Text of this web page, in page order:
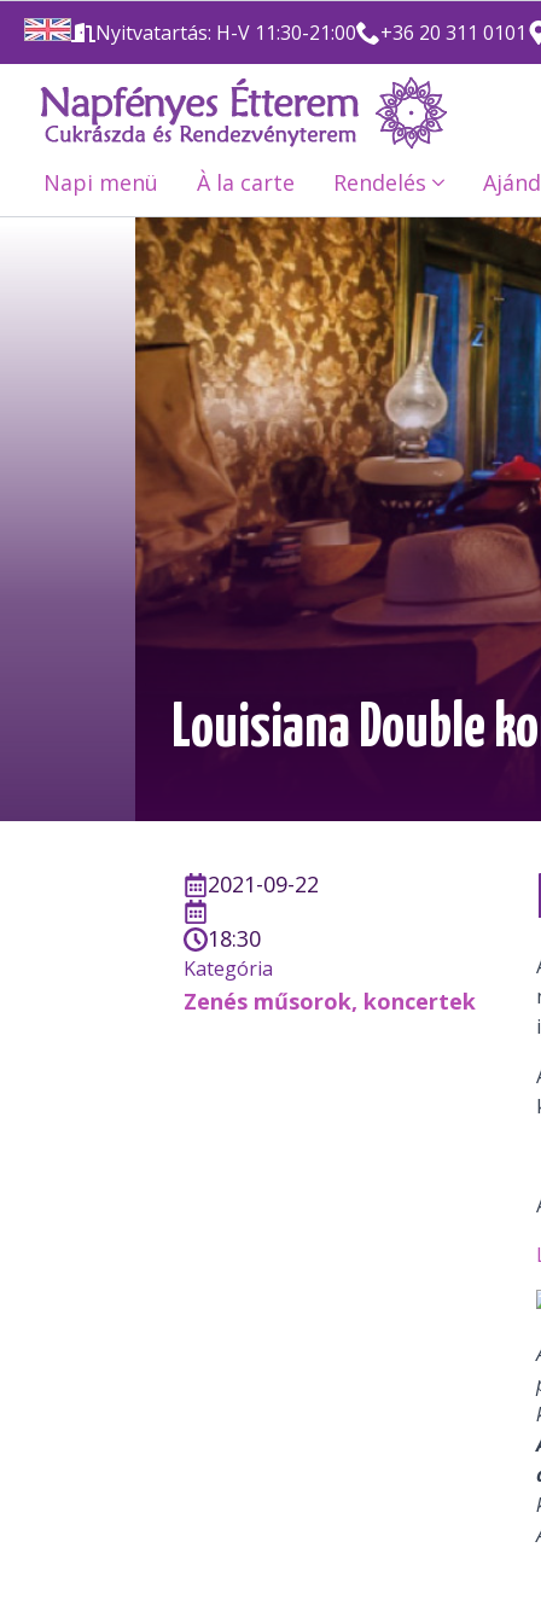
Nyitvatartás: H-V 11:30-21:00 +36 20 311 0101
Napi menü À la carte Rendelés
Louisiana Double
2021-09-22
18:30
Kategória
Zenés műsorok, koncertek